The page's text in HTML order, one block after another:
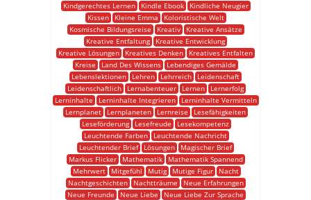
Kindgerechtes Lernen
Kindle Ebook
Kindliche Neugier
Kissen
Kleine Emma
Koloristische Welt
Kosmische Bildungsreise
Kreativ
Kreative Ansätze
Kreative Entfaltung
Kreative Entwicklung
Kreative Lösungen
Kreatives Denken
Kreatives Entfalten
Kreise
Land Des Wissens
Lebendiges Gemälde
Lebenslektionen
Lehren Lehrreich
Leidenschaft
Leidenschaftlich
Lernabenteuer Lernen
Lernerfolg
Lerninhalte
Lerninhalte Integrieren
Lerninhalte Vermitteln
Lernplanet
Lernplaneten Lernreise
Lesefähigkeiten
Leseförderung
Lesefreude
Lesekompetenz
Leuchtende Farben
Leuchtende Nachricht
Leuchtender Brief
Lösungen
Magischer Brief
Markus Flicker
Mathematik
Mathematik Spannend
Mehrwert
Mitgefühl Mutig Mutige Figur
Nacht
Nachtgeschichten
Nachtträume
Neue Erfahrungen
Neue Freunde
Neue Liebe
Neue Liebe Zur Sprache